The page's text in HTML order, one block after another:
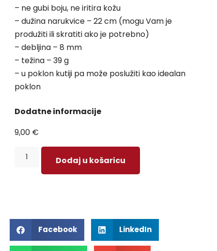
– ne gubi boju, ne iritira kožu
– dužina narukvice – 22 cm (mogu Vam je
produžiti ili skratiti ako je potrebno)
– debljina – 8 mm
– težina – 39 g
– u poklon kutiji pa može poslužiti kao idealan
poklon
Dodatne informacije
9,00 €
Dodaj u košaricu
Facebook LinkedIn